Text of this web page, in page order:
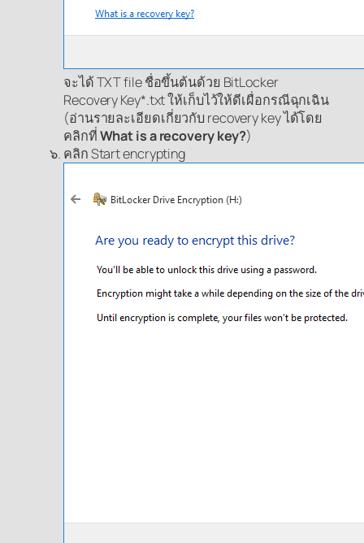
จะได้ TXT file ชื่อขึ้นต้นด้วย BitLocker
Recovery Key*.txt ให้เก็บไว้ให้ดีเผื่อกรณีฉุกเฉิน
(อ่านรายละเอียดเกี่ยวกับ recovery key ได้โดย
คลิกที่What is a recovery key?)
คลิก Start encrypting